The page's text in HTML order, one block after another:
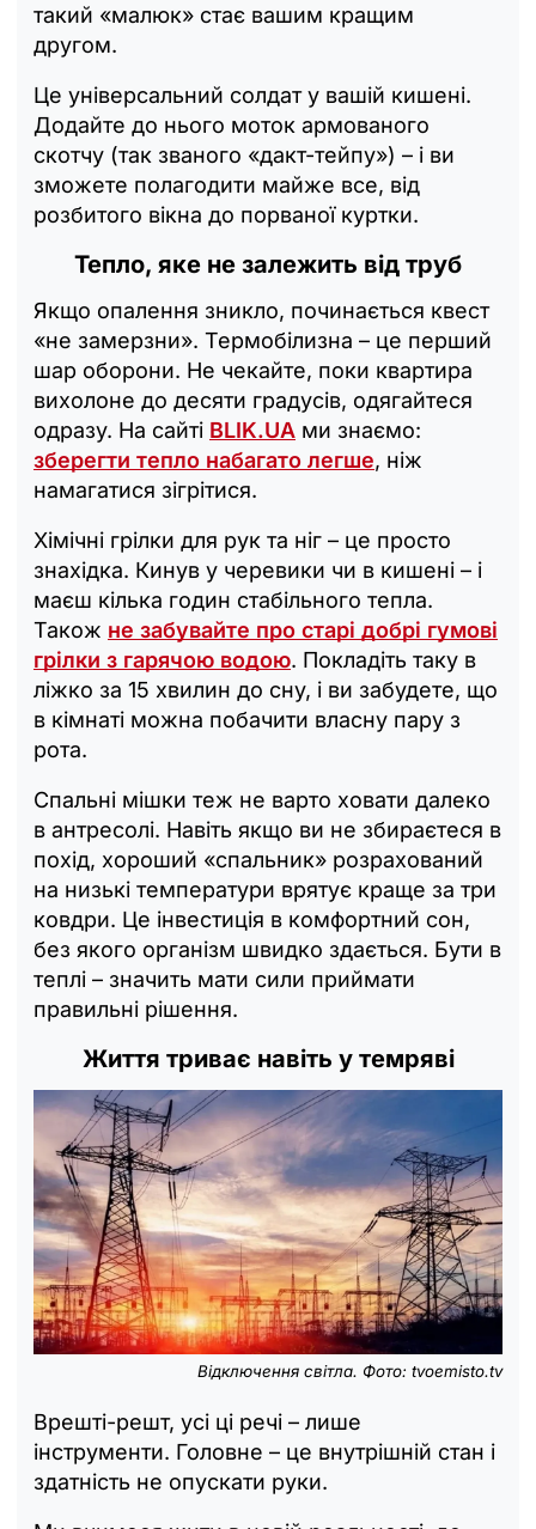
такий «малюк» стає вашим кращим
другом.
Це універсальний солдат у вашій кишені.
Додайте до нього моток армованого
скотчу (так званого «дакт-тейпу») – і ви
зможете полагодити майже все, від
розбитого вікна до порваної куртки.
Тепло, яке не залежить від труб
Якщо опалення зникло, починається квест
«не замерзни». Термобілизна – це перший
шар оборони. Не чекайте, поки квартира
вихолоне до десяти градусів, одягайтеся
одразу. На сайті BLIK.UA ми знаємо:
зберегти тепло набагато легше, ніж
намагатися зігрітися.
Хімічні грілки для рук та ніг – це просто
знахідка. Кинув у черевики чи в кишені – і
маєш кілька годин стабільного тепла.
Також не забувайте про старі добрі гумові
грілки з гарячою водою. Покладіть таку в
ліжко за 15 хвилин до сну, і ви забудете, що
в кімнаті можна побачити власну пару з
рота.
Спальні мішки теж не варто ховати далеко
в антресолі. Навіть якщо ви не збираєтеся в
похід, хороший «спальник» розрахований
на низькі температури врятує краще за три
ковдри. Це інвестиція в комфортний сон,
без якого організм швидко здається. Бути в
теплі – значить мати сили приймати
правильні рішення.
Життя триває навіть у темряві
Відключення світла. Фото: tvoemisto.tv
Врешті-решт, усі ці речі – лише
інструменти. Головне – це внутрішній стан і
здатність не опускати руки.